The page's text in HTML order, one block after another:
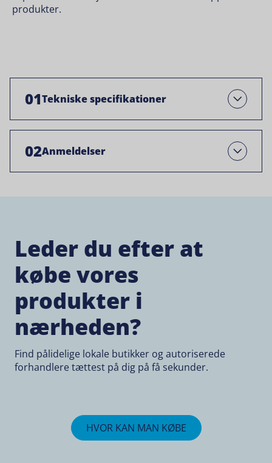
produkter.
01Tekniske specifikationer Åben
02Anmeldelser Open
Leder du efter at
købe vores
produkter i
nærheden?
Find pålidelige lokale butikker og autoriserede
forhandlere tættest på dig på få sekunder.
HVOR KAN MAN KØBE